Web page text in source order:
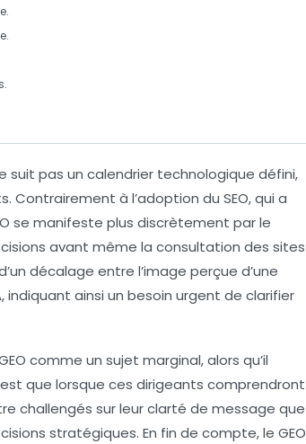
.
suit pas un calendrier technologique défini,
Contrairement à l’adoption du SEO, qui a
se manifeste plus discrètement par le
avant même la consultation des sites
décalage entre l’image perçue d’une
ainsi un besoin urgent de clarifier
comme un sujet marginal, alors qu’il
que lorsque ces dirigeants comprendront
challengés sur leur clarté de message que
stratégiques. En fin de compte, le GEO